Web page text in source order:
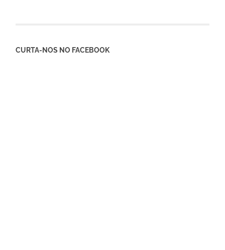
CURTA-NOS NO FACEBOOK